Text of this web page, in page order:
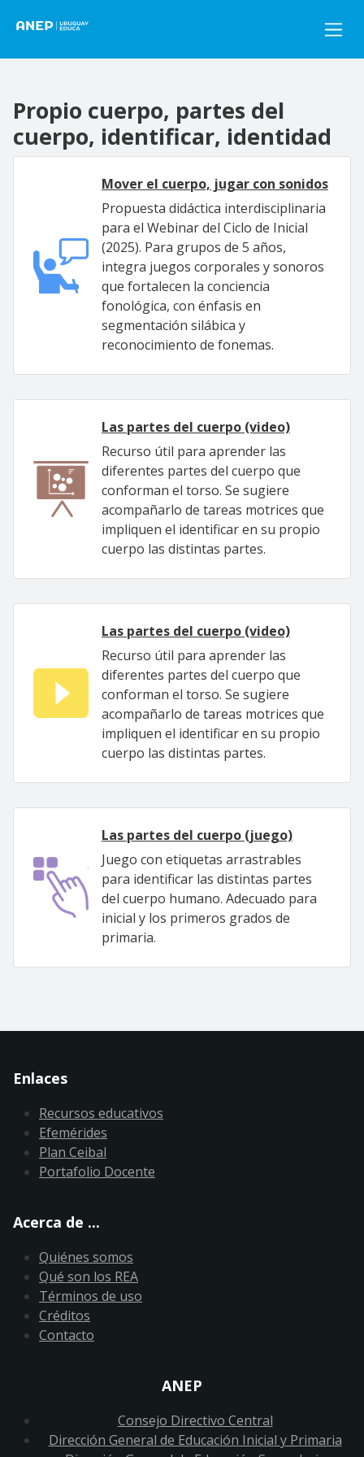
Propio cuerpo, partes del
cuerpo, identificar, identidad
Mover el cuerpo, jugar con sonidos
Propuesta didáctica interdisciplinaria
para el Webinar del Ciclo de Inicial
(2025). Para grupos de 5 años,
integra juegos corporales y sonoros
que fortalecen la conciencia
fonológica, con énfasis en
segmentación silábica y
reconocimiento de fonemas.
Las partes del cuerpo (video)
Recurso útil para aprender las
diferentes partes del cuerpo que
conforman el torso. Se sugiere
acompañarlo de tareas motrices que
impliquen el identificar en su propio
cuerpo las distintas partes.
Las partes del cuerpo (video)
Recurso útil para aprender las
diferentes partes del cuerpo que
conforman el torso. Se sugiere
acompañarlo de tareas motrices que
impliquen el identificar en su propio
cuerpo las distintas partes.
Las partes del cuerpo (juego)
Juego con etiquetas arrastrables
para identificar las distintas partes
del cuerpo humano. Adecuado para
inicial y los primeros grados de
primaria.
Enlaces
Recursos educativos
Efemérides
Plan Ceibal
Portafolio Docente
Acerca de ...
Quiénes somos
Qué son los REA
Términos de uso
Créditos
Contacto
ANEP
Consejo Directivo Central
Dirección General de Educación Inicial y Primaria